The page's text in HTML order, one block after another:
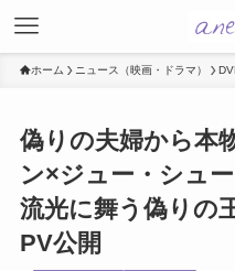
ホーム ニュース（映画・ドラマ）
偽りの夫婦から
ン×ジュー・シュ
流光に舞う偽りの
PV公開